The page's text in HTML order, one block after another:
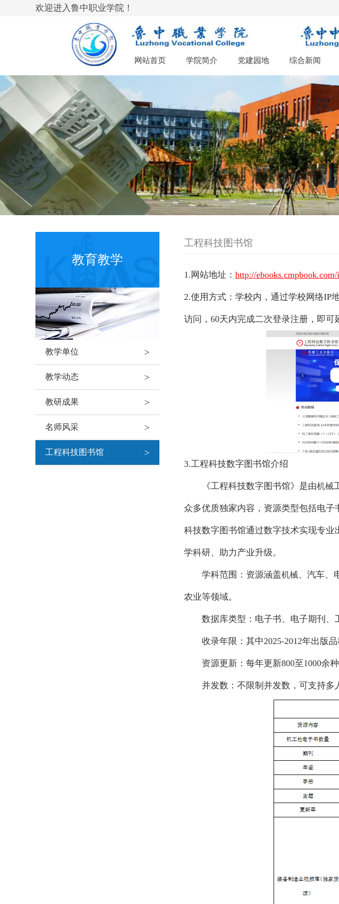
欢迎进入鲁中职业学院！
网站首页 学院简介 党建园地 综合新闻
教育教学
教学单位 >
教学动态 >
教研成果 >
名师风采 >
工程科技图书馆 >
工程科技图书馆
1.网站地址： http://
2.使用方式：学校内，通过学校网络IP
访问，60天内完成二次登录注册，即可
3.工程科技数字图书馆介绍
《工程科技数字图书馆》是由机械
众多优质独家内容，资源类型包括电
科技数字图书馆通过数字技术实现专
学科研、助力产业升级。
学科范围：资源涵盖机械、汽车、
农业等领域。
数据库类型：电子书、电子期刊、
收录年限：其中2025-2012年出版
资源更新：每年更新800至1000余种
并发数：不限制并发数，可支持多